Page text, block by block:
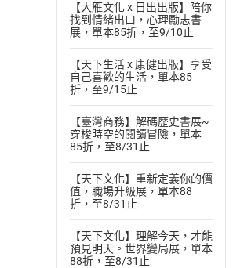
【大雁文化 x 日出出版】陪你
找到情緒出口，心理勵志書
展，單本85折，至9/10止
【天下生活 x 康健出版】享受
自己喜歡的生活，單本85
折，至9/15止
【臺灣商務】解碼歷史書展~
穿梭時空的閱讀冒險，單本
85折，至8/31止
【天下文化】重新定義你的價
值，職場升級展，單本88
折，至8/31止
【天下文化】理解今天，才能
預見明天。世界變局展，單本
88折，至8/31止